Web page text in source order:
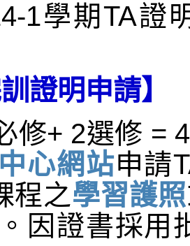
1學期TA證
證明申請】
修+ 2選修 =
心網站申請
程之學習護照
因證書採用